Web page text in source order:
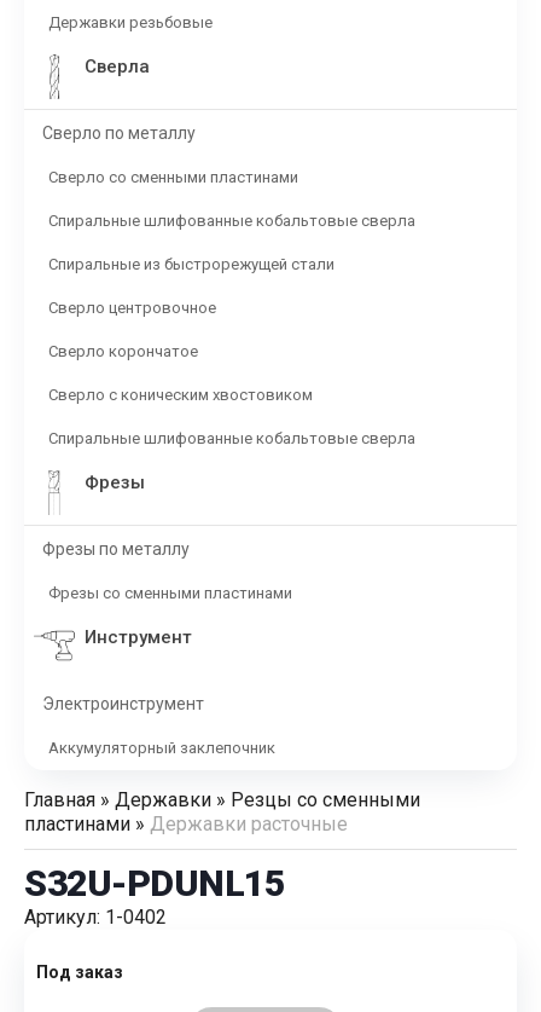
Державки резьбовые
Сверла
Сверло по металлу
Сверло со сменными пластинами
Спиральные шлифованные кобальтовые сверла
Спиральные из быстрорежущей стали
Сверло центровочное
Сверло корончатое
Сверло с коническим хвостовиком
Спиральные шлифованные кобальтовые сверла
Фрезы
Фрезы по металлу
Фрезы со сменными пластинами
Инструмент
Электроинструмент
Аккумуляторный заклепочник
Главная » Державки » Резцы со сменными
пластинами » Державки расточные
S32U-PDUNL15
Артикул: 1-0402
Под заказ